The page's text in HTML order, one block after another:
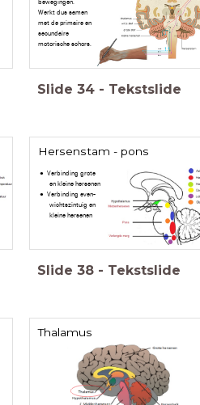
Werkt dus samen
met de primaire en
secundaire
motorische schors.
Slide 34 - Tekstslide
Hersenstam - pons
Verbinding grote
en kleine hersenen
Verbinding even-
wichtszintuig en
kleine hersenen
Slide 38 - Tekstslide
Thalamus